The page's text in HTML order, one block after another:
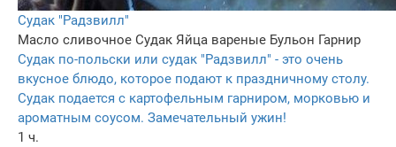
Судак "Радзвилл"
Масло сливочное Судак Яйца вареные Бульон Гарнир
Судак по-польски или судак "Радзвилл" - это очень
вкусное блюдо, которое подают к праздничному столу.
Судак подается с картофельным гарниром, морковью и
ароматным соусом. Замечательный ужин!
1 ч.